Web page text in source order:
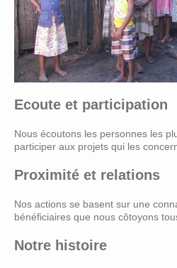
Ecoute et participation
Nous écoutons les personnes les
participer aux projets qui les
Proximité et relations
Nos actions se basent sur une
bénéficiaires que nous côtoyons
Notre histoire